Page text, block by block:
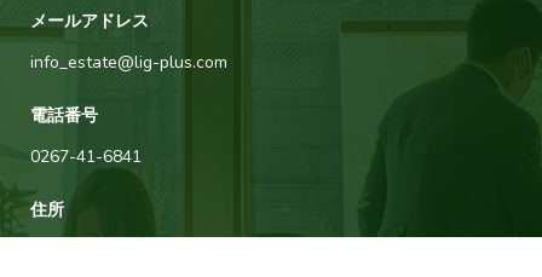
メールアドレス
info_estate@lig-plus.com
電話番号
0267-41-6841
住所